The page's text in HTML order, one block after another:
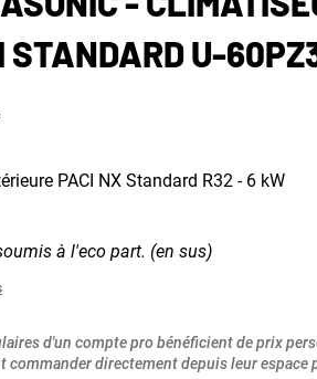
STANDARD U-
PACI NX Standard R32 - 6 kW
à l'eco part. (en sus)
d'un compte pro bénéficient de prix
commander directement depuis leur espace